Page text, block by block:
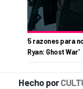
5 razones para
Ryan: Ghost War'
Hecho por